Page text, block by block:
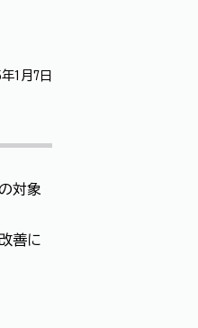
1月7日
対象
善に